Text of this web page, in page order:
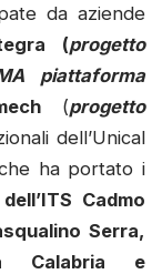
da aziende
(progetto
piattaforma
(progetto
dell’Unical
ha portato i
dell’ITS Cadmo
Serra,
Calabria e